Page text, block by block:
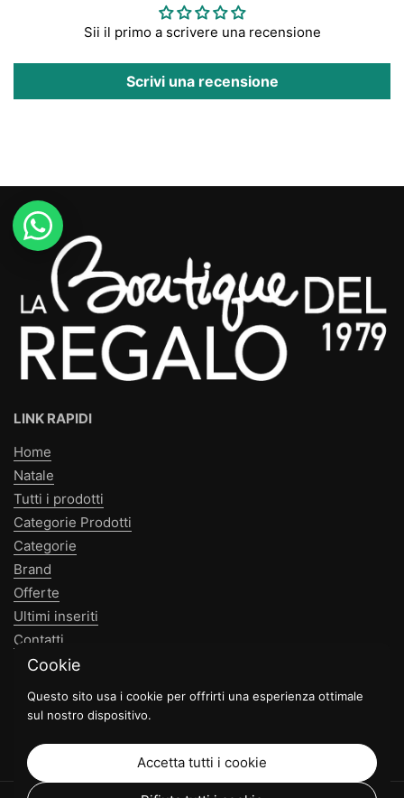
Sii il primo a scrivere una recensione
Scrivi una recensione
LINK RAPIDI
Home
Natale
Tutti i prodotti
Categorie Prodotti
Categorie
Brand
Offerte
Ultimi inseriti
Contatti
Cookie
Questo sito usa i cookie per offrirti una esperienza ottimale
sul nostro dispositivo.
Accetta tutti i cookie